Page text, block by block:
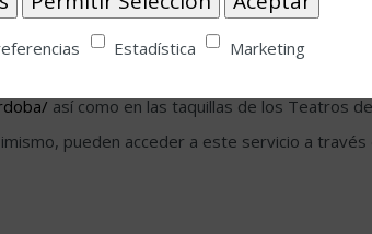
con un directo potente y divertido, que
así como en las taquillas de los Teatros
pueden acceder a este servicio a través
Estadística Marketing